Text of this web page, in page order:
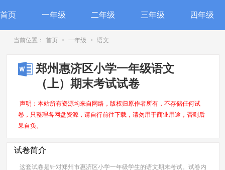
首页 一年级 二年级 三年级 四年级
当前位置： 首页 > 一年级 > 语文
郑州惠济区小学一年级语文
（上）期末考试试卷
声明：本站所有资源均来自网络，版权归原作者所有，不存储任何试
卷，只整理各网盘资源，请自行前往下载，请勿用于商业用途，否则后
果自负。
试卷简介
这套试卷是针对郑州市惠济区小学一年级学生的语文期末考试。试卷内